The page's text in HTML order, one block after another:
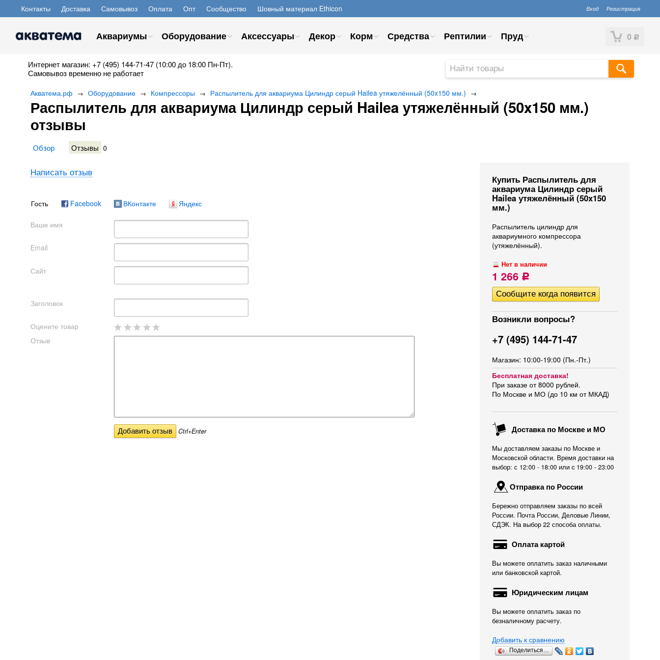
Контакты Доставка Самовывоз Оплата Опт Сообщество Шовный материал Ethicon Вход Регистрация
0 Р
Аквариумы Оборудование Аксессуары Декор Корм Средства Рептилии Пруд
Интернет магазин: +7 (495) 144-71-47 (10:00 до 18:00 Пн-Пт).
Самовывоз временно не работает
Акватема.рф → Оборудование → Компрессоры → Распылитель для аквариума Цилиндр серый Hailea утяжелённый (50x150 мм.) →
Распылитель для аквариума Цилиндр серый Hailea утяжелённый (50x150 мм.)
отзывы
Обзор Отзывы 0
Купить Распылитель для
аквариума Цилиндр серый
Hailea утяжелённый (50x150
мм.)
Распылитель цилиндр для
аквариумного компрессора
(утяжелённый).
Нет в наличии
1 266 Р
Возникли вопросы?
+7 (495) 144-71-47
Магазин: 10:00-19:00 (Пн.-Пт.)
Бесплатная доставка!
При заказе от 8000 рублей.
По Москве и МО (до 10 км от МКАД)
Доставка по Москве и МО
Мы доставляем заказы по Москве и
Московской области. Время доставки на
выбор: с 12:00 - 18:00 или c 19:00 - 23:00
Отправка по России
Бережно отправляем заказы по всей
России. Почта России, Деловые Линии,
СДЭК. На выбор 22 способа оплаты.
Оплата картой
Вы можете оплатить заказ наличными
или банковской картой.
Юридическим лицам
Вы можете оплатить заказ по
безналичному расчету.
Добавить к сравнению
Поделиться…
Написать отзыв
Гость Facebook ВКонтакте Яндекс
Ваше имя
Email
Сайт
Заголовок
Оцените товар
Отзыв
Ctrl+Enter